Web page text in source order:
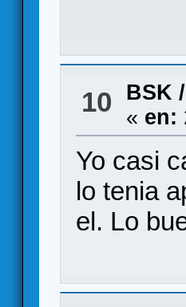
10 BSK /
« en:
Yo casi
lo tenia
el. Lo